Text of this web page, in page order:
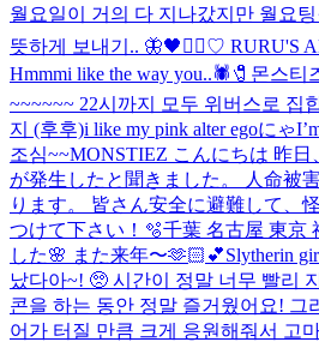
월요일이 거의 다 지나갔지만 월요
뜻하게 보내기.. 🦋🖤❤️‍🔥♡ RURU'S
Hmmmi like the way you..🕷️🧷 몬스티
~~~~~~ 22시까지 모두 위버스로 집
지 (후후)i like my pink alter egoにゃ
조심~~MONSTIEZ こんにちは 昨
が発生したと聞きました。 人命被
ります。 皆さん安全に避難して、
つけて下さい！ 🫧千葉 名古屋 東京
した🌸 また来年〜🫶🏻💕Slytherin
났다아~! 🥺 시간이 정말 너무 빨리
콘을 하는 동안 정말 즐거웠어요! 그
어가 터질 만큼 크게 응원해줘서 고